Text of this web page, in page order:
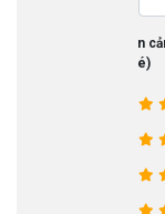
Bạn
nhé)